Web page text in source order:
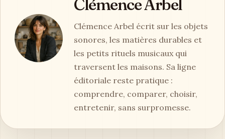
Clémence Arbel
Clémence Arbel écrit sur les objets
sonores, les matières durables et
les petits rituels musicaux qui
traversent les maisons. Sa ligne
éditoriale reste pratique :
comprendre, comparer, choisir,
entretenir, sans surpromesse.